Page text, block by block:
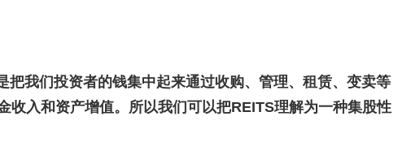
把我们投资者的钱集中起来通过收购、管理、租赁、变卖等
收入和资产增值。所以我们可以把REITS理解为一种集股性